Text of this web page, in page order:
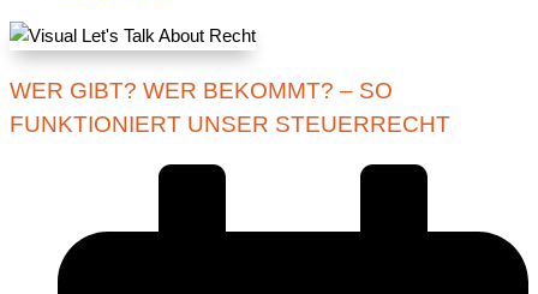
WER GIBT? WER BEKOMMT? – SO
FUNKTIONIERT UNSER STEUERRECHT